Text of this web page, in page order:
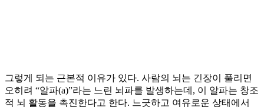
그렇게 되는 근본적 이유가 있다. 사람의 뇌는 긴장이 풀리면
오히려 “알파(a)”라는 느린 뇌파를 발생하는데, 이 알파는 창조
적 뇌 활동을 촉진한다고 한다. 느긋하고 여유로운 상태에서